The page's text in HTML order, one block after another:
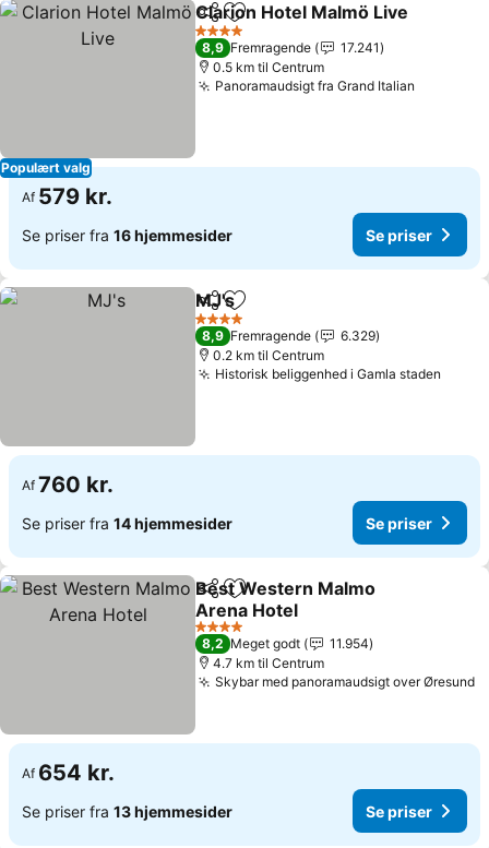
Populært valg
Del Føj til favoritter
Clarion Hotel Malmö Live
4 Stjerner
8,9 Fremragende
17.241
0.5 km til Centrum
Panoramaudsigt fra Grand Italian
Af 579 kr.
Se priser fra 16 hjemmesider Se priser
Del Føj til favoritter
MJ's
4 Stjerner
8,9 Fremragende
6.329
0.2 km til Centrum
Historisk beliggenhed i Gamla staden
Af 760 kr.
Se priser fra 14 hjemmesider Se priser
Del Føj til favoritter
Best Western Malmo
Arena Hotel
Se priser
4 Stjerner
8,2 Meget godt
11.954
4.7 km til Centrum
Skybar med panoramaudsigt over Øresund
Af 654 kr.
Se priser fra 13 hjemmesider Se priser